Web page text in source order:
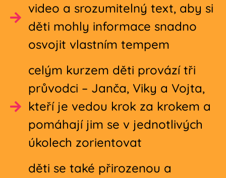
video a srozumitelný text, aby si
děti mohly informace snadno
osvojit vlastním tempem
celým kurzem děti provází tři
průvodci – Janča, Viky a Vojta,
kteří je vedou krok za krokem a
pomáhají jim se v jednotlivých
úkolech zorientovat
děti se také přirozenou a